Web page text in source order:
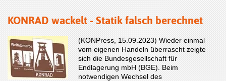
KONRAD wackelt - Statik falsch berechnet
(KONPress, 15.09.2023) Wieder einmal
vom eigenen Handeln überrascht zeigte
sich die Bundesgesellschaft für
Endlagerung mbH (BGE). Beim
notwendigen Wechsel des